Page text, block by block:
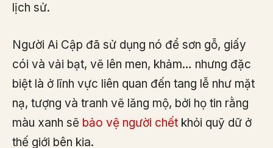
lịch sử.
Người Ai Cập đã sử dụng nó để sơn gỗ, giấy
cói và vải bạt, vẽ lên men, khảm… nhưng đặc
biệt là ở lĩnh vực liên quan đến tang lễ như mặt
nạ, tượng và tranh vẽ lăng mộ, bởi họ tin rằng
màu xanh sẽ bảo vệ người chết khỏi quỹ dữ ở
thế giới bên kia.